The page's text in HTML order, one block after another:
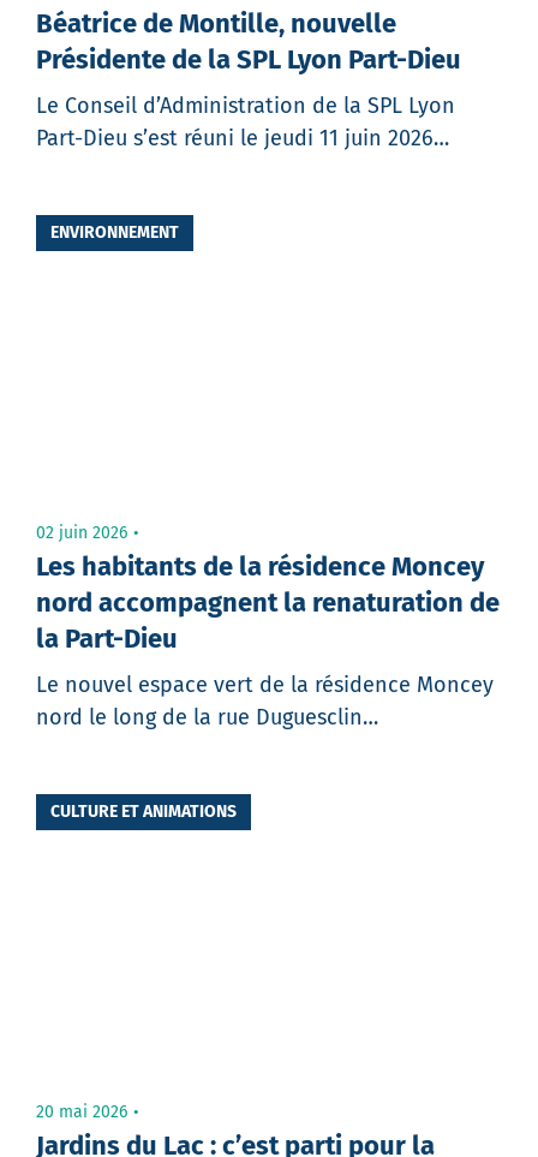
Béatrice de Montille, nouvelle
Présidente de la SPL Lyon Part-Dieu
Le Conseil d’Administration de la SPL Lyon
Part-Dieu s’est réuni le jeudi 11 juin 2026…
ENVIRONNEMENT
02 juin 2026
Les habitants de la résidence Moncey
nord accompagnent la renaturation de
la Part-Dieu
Le nouvel espace vert de la résidence Moncey
nord le long de la rue Duguesclin…
CULTURE ET ANIMATIONS
20 mai 2026
Jardins du Lac : c’est parti pour la